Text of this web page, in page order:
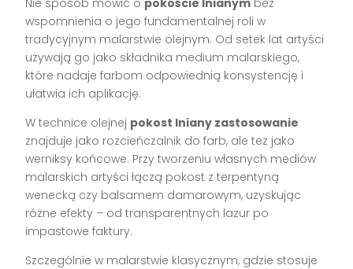
wspomnienia o jego fundamentalnej roli w
tradycyjnym malarstwie olejnym. Od setek lat artyści
używają go jako składnika medium malarskiego,
które nadaje farbom odpowiednią konsystencję i
ułatwia ich aplikację.
W technice olejnej pokost lniany zastosowanie
znajduje jako rozcieńczalnik do farb, ale też jako
werniksy końcowe. Przy tworzeniu własnych mediów
malarskich artyści łączą pokost z terpentyną
wenecką czy balsamem damarowym, uzyskując
różne efekty – od transparentnych lazur po
impastowe faktury.
Szczególnie w malarstwie klasycznym, gdzie stosuje